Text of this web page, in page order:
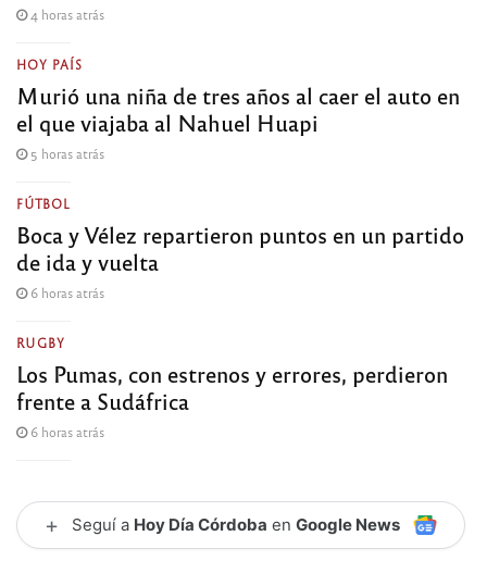
4 horas atrás
HOY PAÍS
Murió una niña de tres años al caer el auto en
el que viajaba al Nahuel Huapi
5 horas atrás
FÚTBOL
Boca y Vélez repartieron puntos en un partido
de ida y vuelta
6 horas atrás
RUGBY
Los Pumas, con estrenos y errores, perdieron
frente a Sudáfrica
6 horas atrás
+ Seguí a Hoy Día Córdoba en Google News